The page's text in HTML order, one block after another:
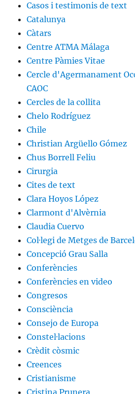
Casos i testimonis de text
Catalunya
Càtars
Centre ATMA Málaga
Centre Pàmies Vitae
Cercle d'Agermanament
CAOC
Cercles de la collita
Chelo Rodríguez
Chile
Christian Argüello Gómez
Chus Borrell Feliu
Cirurgia
Cites de text
Clara Hoyos López
Clarmont d'Alvèrnia
Claudia Cuervo
Col·legi de Metges de
Concepció Grau Salla
Conferències
Conferències en video
Congresos
Consciència
Consejo de Europa
Constel·lacions
Crèdit còsmic
Creences
Cristianisme